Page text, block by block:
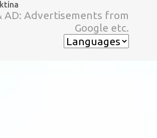
てメイン コンテンツに移動
AD: Advertisements from
Google etc.